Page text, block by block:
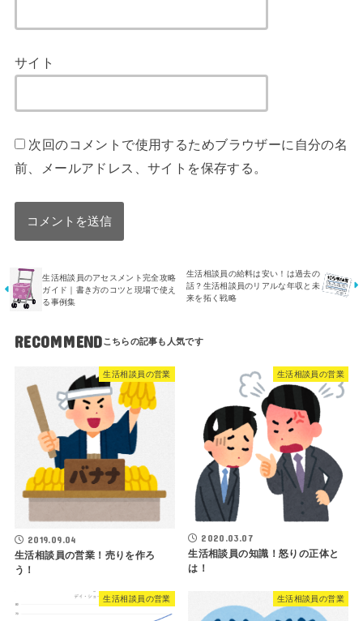
サイト
次回のコメントで使用するためブラウザーに自分の名
前、メールアドレス、サイトを保存する。
生活相談員のアセスメント完全攻略
ガイド｜書き方のコツと現場で使え
る事例集
生活相談員の給料は安い！は過去の
話？生活相談員のリアルな年収と未
来を拓く戦略
RECOMMEND
生活相談員の営業
2019.09.04
生活相談員の営業！売りを作ろ
う！
生活相談員の営業
2020.03.07
生活相談員の知識！怒りの正体と
は！
生活相談員の営業 生活相談員の営業